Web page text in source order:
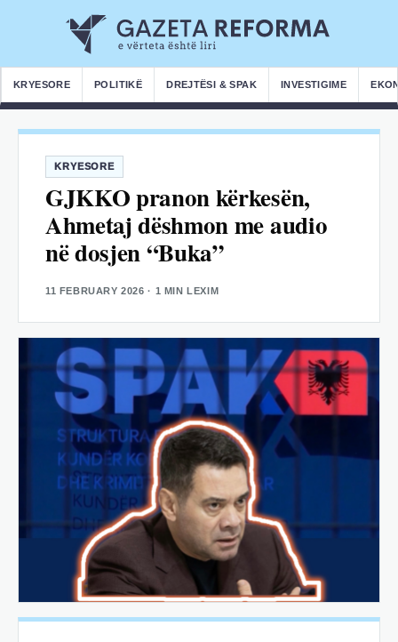
KRYESORE POLITIKË DREJTËSI & SPAK INVESTIGIME
KRYESORE
GJKKO pranon kërkesën,
Ahmetaj dëshmon me audio
në dosjen “Buka”
11 FEBRUARY 2026 · 1 MIN LEXIM